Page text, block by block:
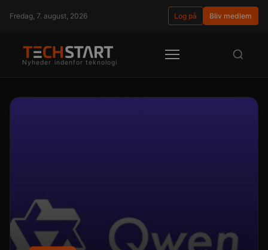
Fredag, 7. august, 2026 Log på Bliv medlem
Nyheder indenfor teknologi